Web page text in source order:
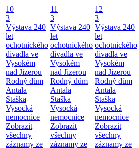
10
3
Výstava 240
let
ochotnického
divadla ve
Vysokém
nad Jizerou
Rodný dům
Antala
Staška
Vysocká
nemocnice
Zobrazit
všechny
záznamy ze
11
3
Výstava 240
let
ochotnického
divadla ve
Vysokém
nad Jizerou
Rodný dům
Antala
Staška
Vysocká
nemocnice
Zobrazit
všechny
záznamy ze
12
3
Výstava 240
let
ochotnického
divadla ve
Vysokém
nad Jizerou
Rodný dům
Antala
Staška
Vysocká
nemocnice
Zobrazit
všechny
záznamy ze